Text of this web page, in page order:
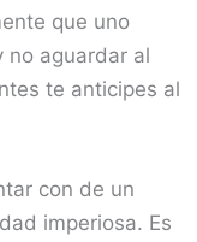
que uno
no aguardar al
te anticipes al
con de un
imperiosa. Es